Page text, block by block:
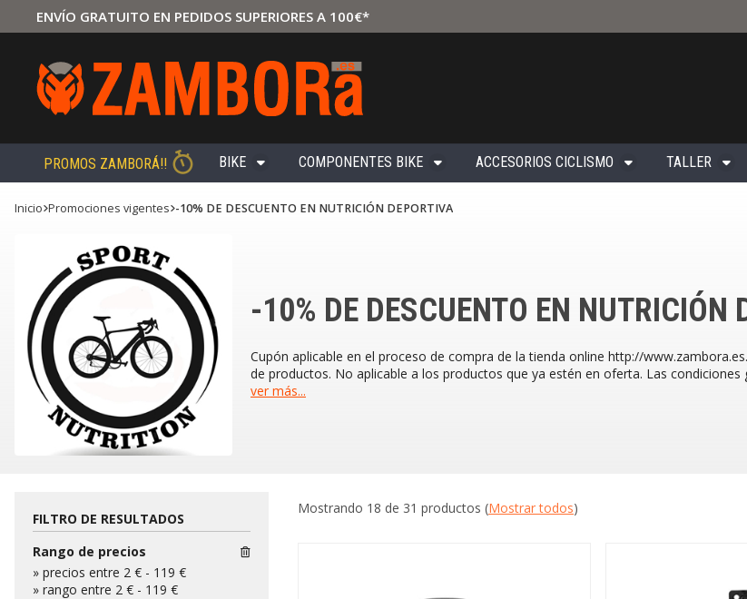
ENVÍO GRATUITO EN PEDIDOS SUPERIORES A 100€*
PROMOS ZAMBORÁ!! BIKE COMPONENTES BIKE ACCESORIOS CICLISMO TALLER
Inicio promociones vigentes -10% DE DESCUENTO EN NUTRICIÓN DEPORTIVA
-10% DE DESCUENTO EN NUTRICIÓN
Cupón aplicable en el proceso de compra de la tienda online http://
de productos. No aplicable a los productos que ya estén en oferta. Las condiciones
ver más...
Mostrando 18 de 31 productos (Mostrar todos)
FILTRO DE RESULTADOS
Rango de precios
» precios entre 2 € - 119 €
» rango entre 2 € - 119 €